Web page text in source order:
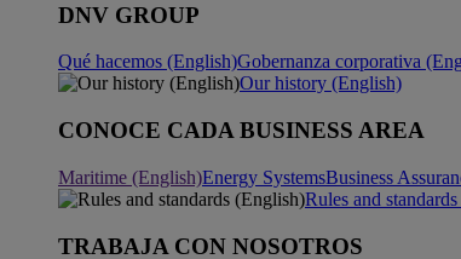
DNV GROUP
Qué hacemos (English)Gobernanza corporativa
Our history (English)
CONOCE CADA BUSINESS AREA
Maritime (English)Energy SystemsBusiness
Rules and
TRABAJA CON NOSOTROS